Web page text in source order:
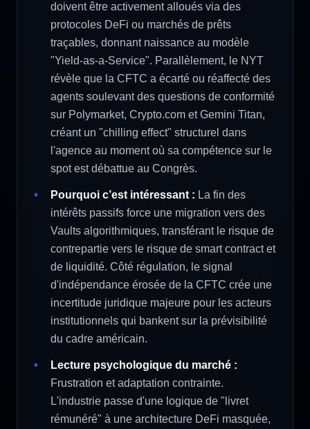
doivent être activement alloués via des
protocoles DeFi ou marchés de prêts
traçables, donnant naissance au modèle
"Yield-as-a-Service". Parallèlement, le NYT
révèle que la CFTC a écarté ou réaffecté des
agents soulevant des questions de conformité
sur Polymarket, Crypto.com et Gemini Titan,
créant un "chilling effect" structurel dans
l'agence au moment où sa compétence sur le
spot est débattue au Congrès.
Pourquoi c’est intéressant : La fin des
intérêts passifs force une migration vers des
Vaults algorithmiques, transférant le risque de
contrepartie vers le risque de smart contract et
de liquidité. Côté régulation, le signal
d'indépendance érosée de la CFTC crée une
incertitude juridique majeure pour les acteurs
institutionnels qui bankent sur la prévisibilité
du cadre américain.
Lecture psychologique du marché :
Frustration et adaptation contrainte.
L'industrie passe d'une logique de "livret
rémunéré" à une architecture DeFi masquée,